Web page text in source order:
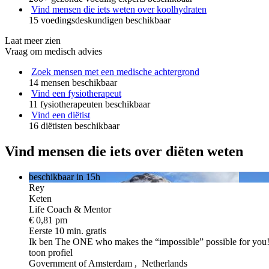
Vind mensen die iets weten over koolhydraten
15 voedingsdeskundigen beschikbaar
Laat meer zien
Vraag om medisch advies
Zoek mensen met een medische achtergrond
14 mensen beschikbaar
Vind een fysiotherapeut
11 fysiotherapeuten beschikbaar
Vind een diëtist
16 diëtisten beschikbaar
Vind mensen die iets over diëten weten
beschikbaar in 15h
Rey
Keten
Life Coach & Mentor
€ 0,81 pm
Eerste 10 min. gratis
Ik ben The ONE who makes the “impossible” possible for you!
toon profiel
Government of Amsterdam , Netherlands